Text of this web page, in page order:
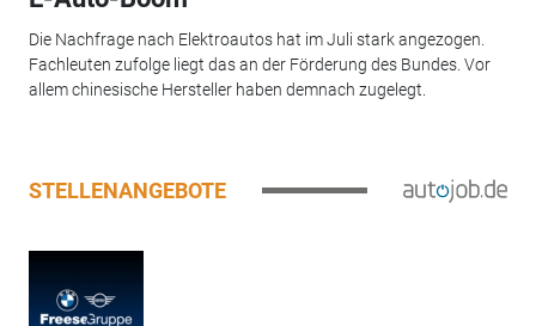
Die Nachfrage nach Elektroautos hat im Juli stark angezogen.
Fachleuten zufolge liegt das an der Förderung des Bundes. Vor
allem chinesische Hersteller haben demnach zugelegt.
STELLENANGEBOTE